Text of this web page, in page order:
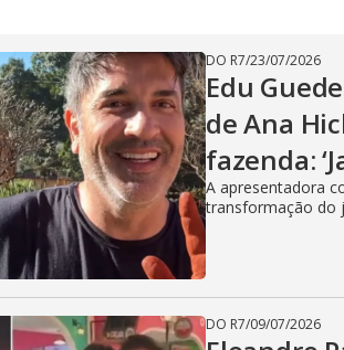
V
i
d
e
DO R7/23/07/2026
Edu
de Ana
fazenda:
A apresentadora
transformação do
DO R7/09/07/2026